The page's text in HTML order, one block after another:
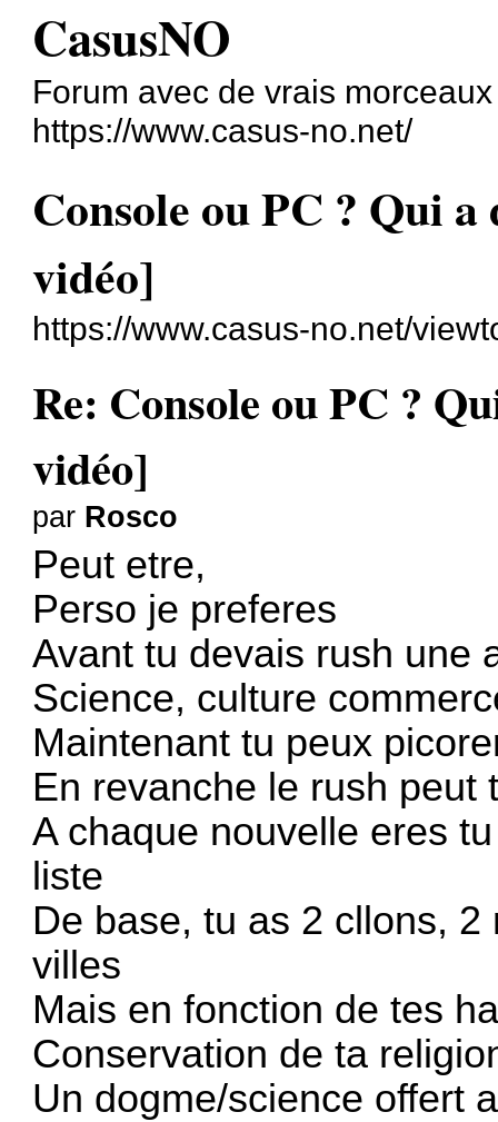
CasusNO
Forum avec de vrais
https://www.casus-no.net/
Console ou PC ? Qui
vidéo]
https://www.casus-no.net/
Re: Console ou PC ?
vidéo]
par Rosco
Peut etre,
Perso je preferes
Avant tu devais rush une
Science, culture
Maintenant tu peux
En revanche le rush peut
A chaque nouvelle eres
liste
De base, tu as 2 cllons,
villes
Mais en fonction de tes
Conservation de ta
Un dogme/science offert